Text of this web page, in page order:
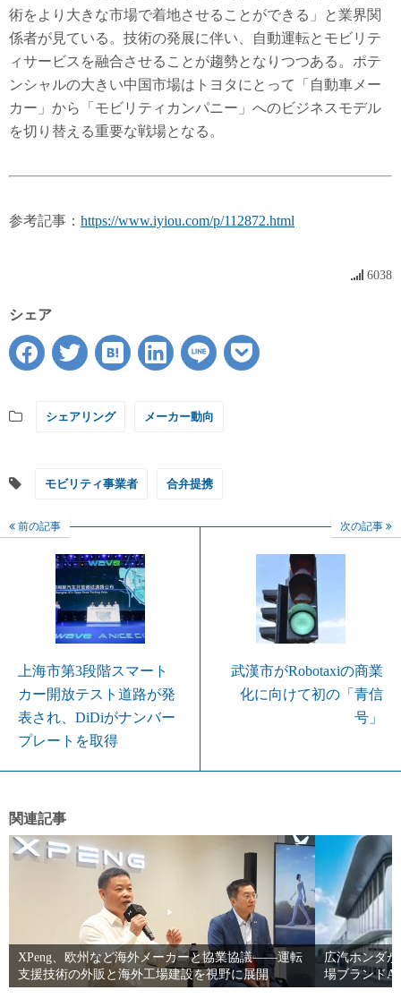
術をより大きな市場で着地させることができる」と業界関
係者が見ている。技術の発展に伴い、自動運転とモビリテ
ィサービスを融合させることが趨勢となりつつある。ポテ
ンシャルの大きい中国市場はトヨタにとって「自動車メー
カー」から「モビリティカンパニー」へのビジネスモデル
を切り替える重要な戦場となる。
参考記事： https://www.iyiou.com/p/112872.html
6038
シェア
シェアリング メーカー動向
モビリティ事業者 合弁提携
前の記事
上海市第3段階スマート
カー開放テスト道路が発
表され、DiDiがナンバー
プレートを取得
次の記事
武漢市がRobotaxiの商業
化に向けて初の「青信
号」
関連記事
XPeng、欧州など海外メーカーと協業協議――運転
支援技術の外販と海外工場建設を視野に展開
広汽ホンダ
場ブランド